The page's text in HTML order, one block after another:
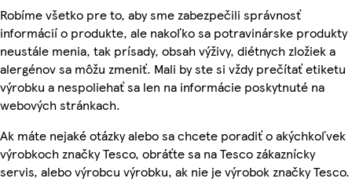
Robíme všetko pre to, aby sme zabezpečili správnosť
informácií o produkte, ale nakoľko sa potravinárske produkty
neustále menia, tak prísady, obsah výživy, diétnych zložiek a
alergénov sa môžu zmeniť. Mali by ste si vždy prečítať etiketu
výrobku a nespoliehať sa len na informácie poskytnuté na
webových stránkach.
Ak máte nejaké otázky alebo sa chcete poradiť o akýchkoľvek
výrobkoch značky Tesco, obráťte sa na Tesco zákaznícky
servis, alebo výrobcu výrobku, ak nie je výrobok značky Tesco.